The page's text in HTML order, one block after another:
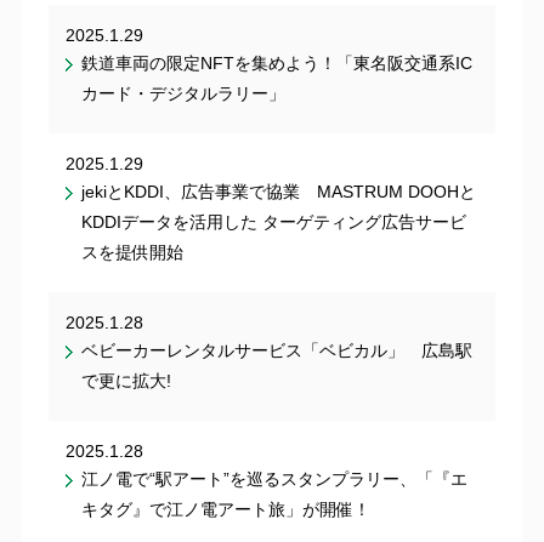
2025.1.29
鉄道車両の限定NFTを集めよう！「東名阪交通系IC
カード・デジタルラリー」
2025.1.29
jekiとKDDI、広告事業で協業 MASTRUM DOOHと
KDDIデータを活用した ターゲティング広告サービ
スを提供開始
2025.1.28
ベビーカーレンタルサービス「ベビカル」 広島駅
で更に拡大!
2025.1.28
江ノ電で“駅アート”を巡るスタンプラリー、「『エ
キタグ』で江ノ電アート旅」が開催！